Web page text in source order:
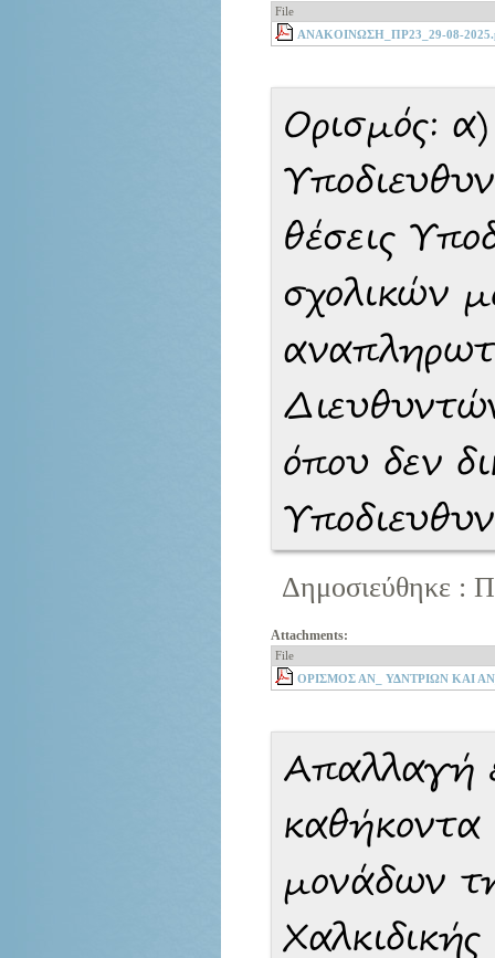
File
ΑΝΑΚΟΙΝΩΣΗ_ΠΡ23_29-08-
Ορισμός:
θέσεις
σχολικών
όπου δεν
Δημοσιεύθηκε :
Attachments:
File
ΟΡΙΣΜΟΣ ΑΝ_ ΥΔΝΤΡΙΩΝ ΚΑΙ
Απαλλαγή
καθήκοντα
μονάδων
Χαλκιδικής